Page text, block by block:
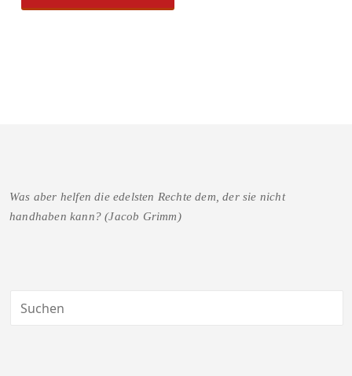
Was aber helfen die edelsten Rechte dem, der sie nicht
handhaben kann? (Jacob Grimm)